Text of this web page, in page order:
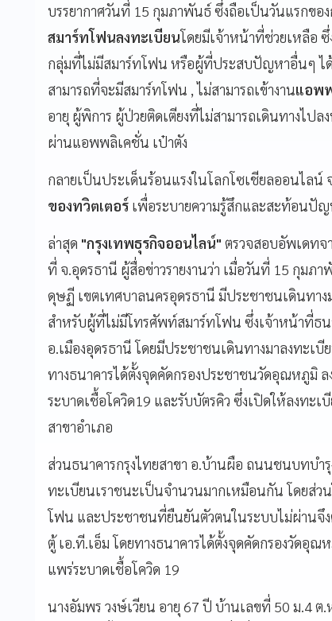
บรรยากาศวันที่ 15 กุมภาพันธ์ ซึ่งถือเป็นวันแรกของ
สมาร์ทโฟนลงทะเบียนโดยมีเจ้าหน้าที่ช่วยเหลือ ซึ่
กลุ่มที่ไม่มีสมาร์ทโฟน หรือผู้ที่ประสบปัญหาอื่นๆ ได้
สามารถที่จะมีสมาร์ทโฟน , ไม่สามารถเข้างานแอพ
อายุ ผู้พิการ ผู้ป่วยติดเตียงที่ไม่สามารถเดินทางไป
ผ่านแอพพลิเคชั่น เป๋าตัง
กลายเป็นประเด็นร้อนแรงในโลกโซเชียลออนไล
ของทวิตเตอร์ เพื่อระบายความรู้สึกและสะท้อนปั
ล่าสุด "กรุงเทพธุรกิจออนไลน์" ตรวจสอบอัพเดทจ
ที่ จ.อุดรธานี ผู้สื่อข่าวรายงานว่า เมื่อวันที่ 15 กุมภ
ดุษฏี เขตเทศบาลนครอุดรธานี มีประชาชนเดินทาง
สำหรับผู้ที่ไม่มีโทรศัพท์สมาร์ทโฟน ซึ่งเจ้าหน้าที่ธน
อ.เมืองอุดรธานี โดยมีประชาชนเดินทางมาลงทะเ
ทางธนาคารได้ตั้งจุดคัดกรองประชาชนวัดอุณหภูมิ
ระบาดเชื้อโควิด19 และรับบัตรคิว ซึ่งเปิดให้ลงท
สาขาอำเภอ
ส่วนธนาคารกรุงไทยสาขา อ.บ้านผือ ถนนชนบทบำ
ทะเบียนเราชนะเป็นจำนวนมากเหมือนกัน โดยส่
โฟน และประชาชนที่ยืนยันตัวตนในระบบไม่ผ่านจึ
ตู้ เอ.ที.เอ็ม โดยทางธนาคารได้ตั้งจุดคัดกรองวัดอุ
แพร่ระบาดเชื้อโควิด 19
นางอัมพร วงษ์เวียน อายุ 67 ปี บ้านเลขที่ 50 ม.4